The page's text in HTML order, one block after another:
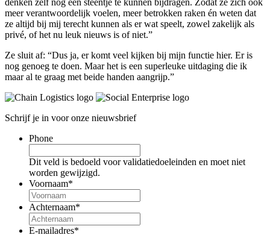
meer verantwoordelijk voelen, meer betrokken raken én weten dat
ze altijd bij mij terecht kunnen als er wat speelt, zowel zakelijk als
privé, of het nu leuk nieuws is of niet.”
Ze sluit af: “Dus ja, er komt veel kijken bij mijn functie hier. Er is
nog genoeg te doen. Maar het is een superleuke uitdaging die ik
maar al te graag met beide handen aangrijp.”
Schrijf je in voor onze nieuwsbrief
Phone
Dit veld is bedoeld voor validatiedoeleinden en moet niet
worden gewijzigd.
Voornaam*
Achternaam*
E-mailadres*